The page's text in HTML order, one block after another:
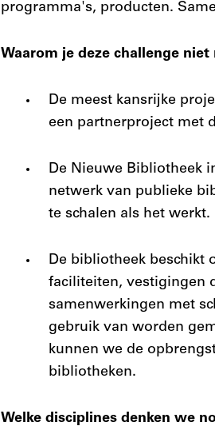
programma's, producten.
Waarom je deze challenge niet
De meest kansrijke
een partnerproject met
De Nieuwe Bibliotheek
netwerk van publieke
te schalen als het
De bibliotheek beschikt
faciliteiten, vestigingen
samenwerkingen met
gebruik van worden
kunnen we de
bibliotheken.
Welke disciplines denken we